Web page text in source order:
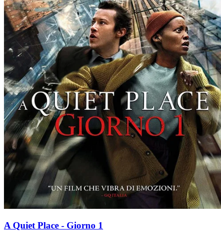
A Quiet Place - Giorno 1